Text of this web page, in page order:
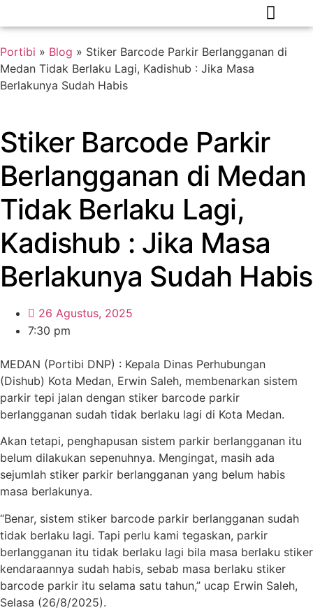
Portibi » Blog » Stiker Barcode Parkir Berlangganan di
Medan Tidak Berlaku Lagi, Kadishub : Jika Masa
Berlakunya Sudah Habis
Stiker Barcode Parkir
Berlangganan di Medan
Tidak Berlaku Lagi,
Kadishub : Jika Masa
Berlakunya Sudah Habis
26 Agustus, 2025
7:30 pm
MEDAN (Portibi DNP) : Kepala Dinas Perhubungan
(Dishub) Kota Medan, Erwin Saleh, membenarkan sistem
parkir tepi jalan dengan stiker barcode parkir
berlangganan sudah tidak berlaku lagi di Kota Medan.
Akan tetapi, penghapusan sistem parkir berlangganan itu
belum dilakukan sepenuhnya. Mengingat, masih ada
sejumlah stiker parkir berlangganan yang belum habis
masa berlakunya.
“Benar, sistem stiker barcode parkir berlangganan sudah
tidak berlaku lagi. Tapi perlu kami tegaskan, parkir
berlangganan itu tidak berlaku lagi bila masa berlaku stiker
kendaraannya sudah habis, sebab masa berlaku stiker
barcode parkir itu selama satu tahun,” ucap Erwin Saleh,
Selasa (26/8/2025).